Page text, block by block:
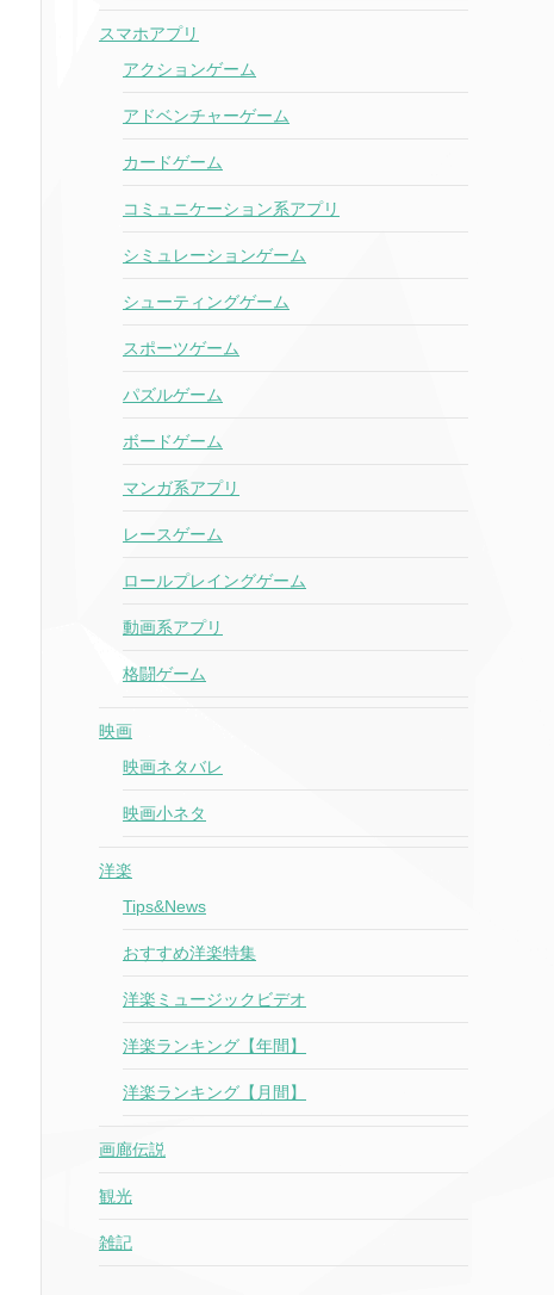
スマホアプリ
アクションゲーム
アドベンチャーゲーム
カードゲーム
コミュニケーション系アプリ
シミュレーションゲーム
シューティングゲーム
スポーツゲーム
パズルゲーム
ボードゲーム
マンガ系アプリ
レースゲーム
ロールプレイングゲーム
動画系アプリ
格闘ゲーム
映画
映画ネタバレ
映画小ネタ
洋楽
Tips&News
おすすめ洋楽特集
洋楽ミュージックビデオ
洋楽ランキング【年間】
洋楽ランキング【月間】
画廊伝説
観光
雑記